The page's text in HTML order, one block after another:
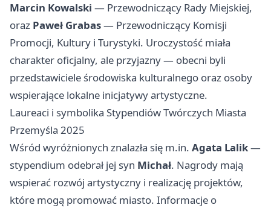
Marcin Kowalski — Przewodniczący Rady Miejskiej,
oraz Paweł Grabas— Przewodniczący Komisji
Promocji, Kultury i Turystyki. Uroczystość miała
charakter oficjalny, ale przyjazny — obecni byli
przedstawiciele środowiska kulturalnego oraz osoby
wspierające lokalne inicjatywy artystyczne.
Laureaci i symbolika Stypendiów Twórczych Miasta
Przemyśla 2025
Wśród wyróżnionych znalazła się m.in. Agata Lalik—
stypendium odebrał jej syn Michał. Nagrody mają
wspierać rozwój artystyczny i realizację projektów,
które mogą promować miasto. Informacje o